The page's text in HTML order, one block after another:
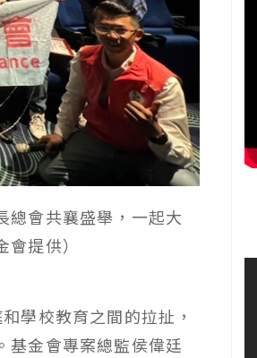
總會共襄盛舉，一起大
提供）
學校教育之間的拉扯，
基金會專案總監侯偉廷